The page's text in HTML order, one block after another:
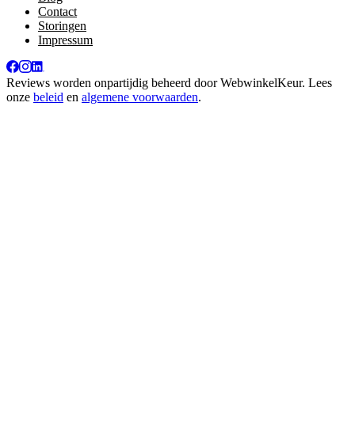
Contact
Storingen
Impressum
Reviews worden onpartijdig beheerd doorWebwinkelKeur. Lees
onze beleid en algemene voorwaarden.